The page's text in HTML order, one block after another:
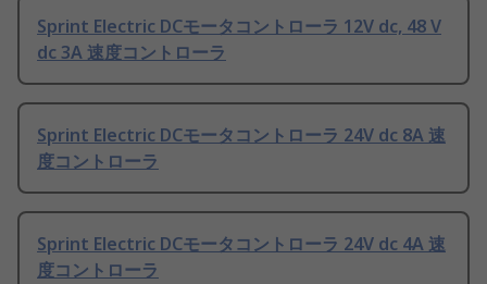
Sprint Electric DCモータコントローラ 12V dc, 48 V
dc 3A 速度コントローラ
Sprint Electric DCモータコントローラ 24V dc 8A 速
度コントローラ
Sprint Electric DCモータコントローラ 24V dc 4A 速
度コントローラ